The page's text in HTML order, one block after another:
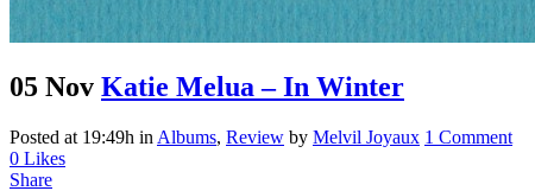
05 Nov Katie Melua – In Winter
Posted at 19:49h in Albums, Review by Melvil Joyaux 1 Comment
0 Likes
Share